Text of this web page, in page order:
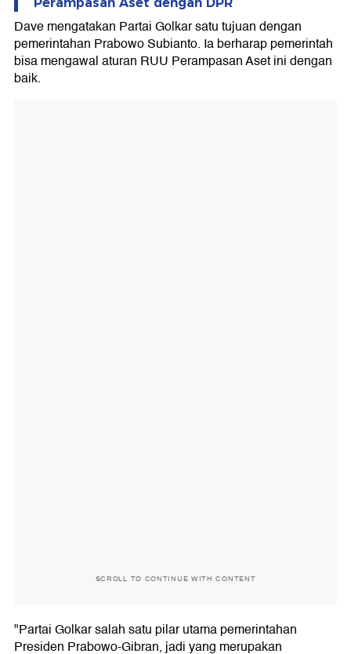
Perampasan Aset dengan DPR
Dave mengatakan Partai Golkar satu tujuan dengan
pemerintahan Prabowo Subianto. Ia berharap pemerintah
bisa mengawal aturan RUU Perampasan Aset ini dengan
baik.
SCROLL TO CONTINUE WITH CONTENT
"Partai Golkar salah satu pilar utama pemerintahan
Presiden Prabowo-Gibran, jadi yang merupakan